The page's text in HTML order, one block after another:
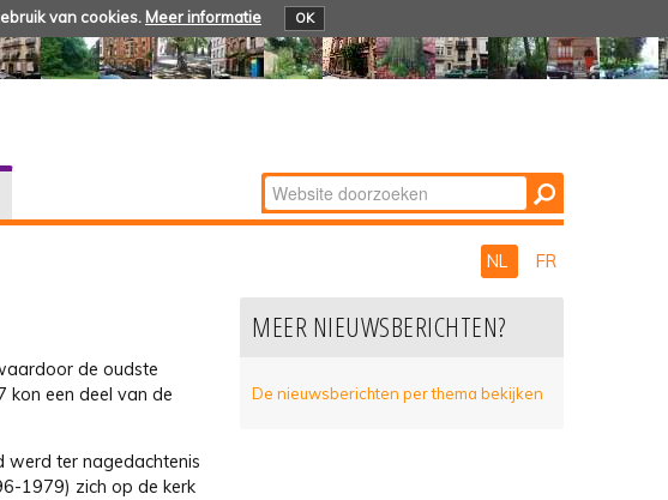
van cookies. Meer informatie OK
Zoek
Geavanceerd
NL FR
de oudste
kon een deel van de
werd ter nagedachtenis
1979) zich op de kerk
MEER NIEUWSBERICHTEN?
De nieuwsberichten per thema bekijken